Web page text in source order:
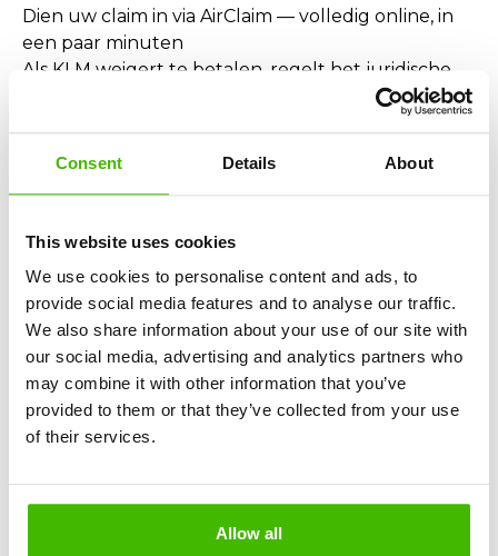
Consent Details About
This website uses cookies
We use cookies to personalise content and ads, to
provide social media features and to analyse our traffic.
We also share information about your use of our site with
our social media, advertising and analytics partners who
may combine it with other information that you’ve
provided to them or that they’ve collected from your use
of their services.
Allow all
Dien uw claim in via AirClaim — volledig online, in
een paar minuten
Als KLM weigert te betalen, regelt het juridische
team van AirClaim alles, inclusief juridische
stappen. U betaalt niets vooraf. Geen juridische
Geweigerde instap of overboeking bij KLM?
Volledige terugbetaling van uw ticket
Een alternatieve vlucht
KLM-compensatie tot 600 €
Heeft u een aansluiting gemist door een KLM-
vertraging?
Als een KLM-vluchtvertraging ervoor heeft
Compensatie voor de gehele reis